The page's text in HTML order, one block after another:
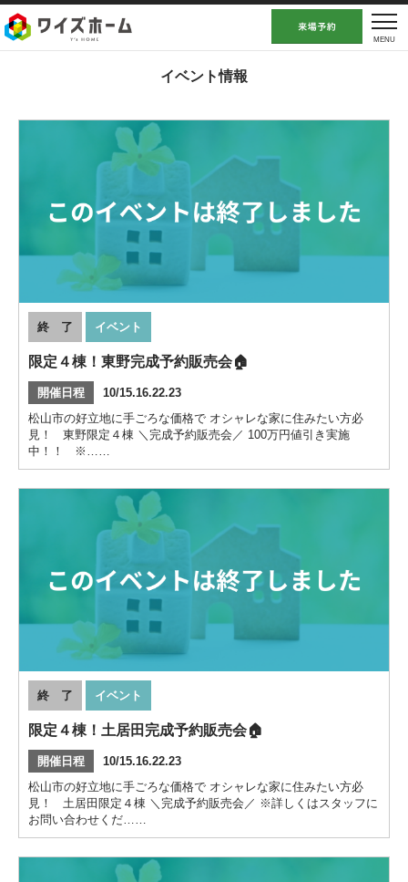
イベント情報
終 了 イベント
限定４棟！東野完成予約販売会🏠
開催日程
10/15.16.22.23
松山市の好立地に手ごろな価格で オシャレな家に住みたい方必
見！ 東野限定４棟 ＼完成予約販売会／ 100万円値引き実施
中！！ ※……
終 了 イベント
限定４棟！土居田完成予約販売会🏠
開催日程
10/15.16.22.23
松山市の好立地に手ごろな価格で オシャレな家に住みたい方必
見！ 土居田限定４棟 ＼完成予約販売会／ ※詳しくはスタッフに
お問い合わせくだ……